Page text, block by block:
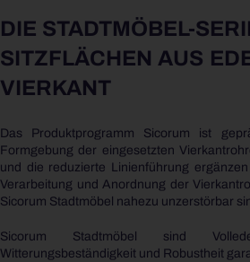
DIE STADTMÖBEL-
SITZFLÄCHEN AUS
VIERKANT
Das Produktprogramm Sicorum ist
Formgebung der eingesetzten
und die reduzierte Linienführung
Verarbeitung und Anordnung der
Sicorum Stadtmöbel nahezu unzerstörbar
Sicorum Stadtmöbel sind
Witterungsbeständigkeit und Robustheit